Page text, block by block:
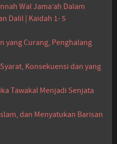
Wal Jama’ah Dalam
Dalil | Kaidah 1- 5
yang Curang, Penghalang
Konsekuensi dan yang
Tawakal Menjadi Senjata
dan Menyatukan Barisan